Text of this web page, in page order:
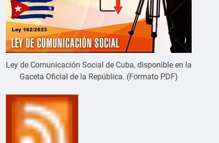
Ley de Comunicación Social de Cuba, disponible en la
Gaceta Oficial de la República. (Formato PDF)